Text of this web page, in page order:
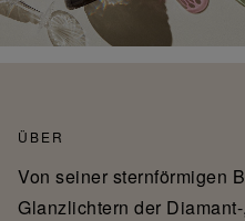
ÜBER
Von seiner sternförmigen
Glanzlichtern der